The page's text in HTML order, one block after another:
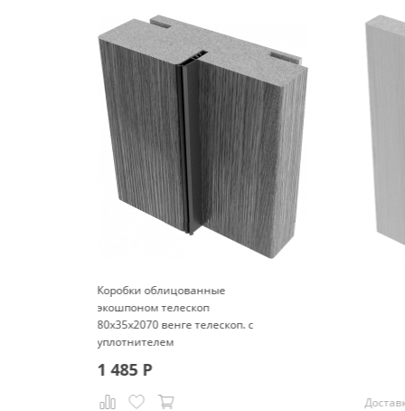
Коробки облицованные
экошпоном телескоп
80x35x2070 венге телескоп. с
уплотнителем
1 485Р